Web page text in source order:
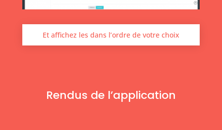
Et affichez les dans l’ordre de votre choix
Rendus de l’application